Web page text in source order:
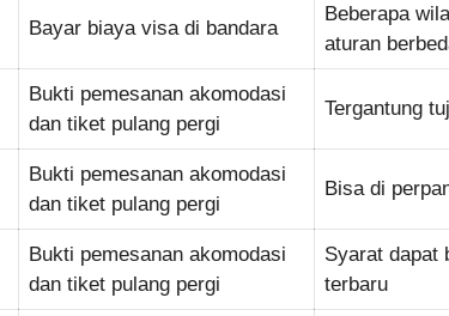
Bayar biaya visa di bandara
Beberapa
aturan
Bukti pemesanan akomodasi
dan tiket pulang pergi
Tergantung
Bukti pemesanan akomodasi
dan tiket pulang pergi
Bisa di
Bukti pemesanan akomodasi
dan tiket pulang pergi
Syarat dapat
terbaru